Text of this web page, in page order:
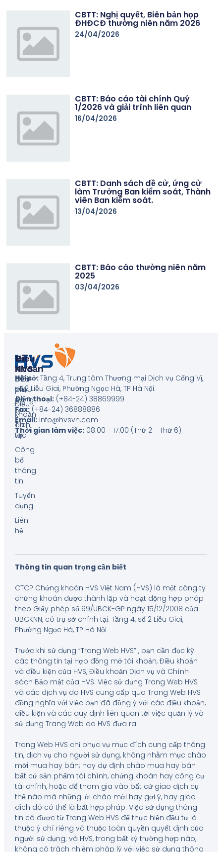
CBTT: Nghị quyết, Biên bản họp
ĐHĐCĐ thường niên năm 2026
24/04/2026
CBTT: Báo cáo tài chính Quý
1/2026 và giải trình liên quan
16/04/2026
CBTT: Danh sách đề cử, ứng cử
làm Trưởng Ban kiểm soát, Thành
viên Ban kiểm soát.
13/04/2026
CBTT: Báo cáo thường niên năm
2025
03/04/2026
Hội sở:Tầng 4, Trung tâm Thương mại Dịch vụ Cống Vị,
số 2 Liễu Giai, Phường Ngọc Hà, TP Hà Nội.
Điện thoại:(+84-24) 38869999
Fax:(+84-24) 36888886
Email:info@hvsvn.com
Thời gian làm việc:08:00 - 17:00 (Thứ 2 - Thứ 6)
Về
HVS
Giới
thiệu
công
ty
Tin
tức
Công
bố
thông
tin
Tuyển
dụng
Liên
hệ
Điều
Khoản
Biểu
phí
Điều
khoản
dịch
vụ
Thông tin quan trọng cần biết
CTCP Chứng khoán HVS Việt Nam (HVS) là một công ty
chứng khoán được thành lập và hoạt động hợp pháp
theo Giấy phép số 99/UBCK-GP ngày 15/12/2008 của
UBCKNN, có trụ sở chính tại: Tầng 4, số 2 Liễu Giai,
Phường Ngọc Hà, TP Hà Nội
Trước khi sử dụng “Trang Web HVS” , bạn cần đọc kỹ
các thông tin tại Hợp đồng mở tài khoản, Điều khoản
và điều kiện của HVS, Điều khoản Dịch vụ và Chính
sách Bảo mật của HVS. Việc sử dụng Trang Web HVS
và các dịch vụ do HVS cung cấp qua Trang Web HVS
đồng nghĩa với việc bạn đã đồng ý với các điều khoản,
điều kiện và các quy định liên quan tới việc quản lý và
sử dụng Trang Web do HVS đưa ra.
Trang Web HVS chỉ phục vụ mục đích cung cấp thông
tin, dịch vụ cho người sử dụng, không nhằm mục chào
mời mua hay bán; hay dự định chào mua hay bán
bất cứ sản phẩm tài chính, chứng khoán hay công cụ
tài chính, hoặc để tham gia vào bất cứ giao dịch cụ
thể nào mà những lời chào mời hay gợi ý, hay giao
dich đó có thể là bất hợp pháp. Việc sử dụng thông
tin có được từ Trang Web HVS để thực hiện đầu tư là
thuộc ý chí riêng và thuộc toàn quyền quyết định của
người sử dụng; và HVS, trong bất kỳ trường hợp nào,
không có trách nhiệm pháp lý với việc sử dụng thông